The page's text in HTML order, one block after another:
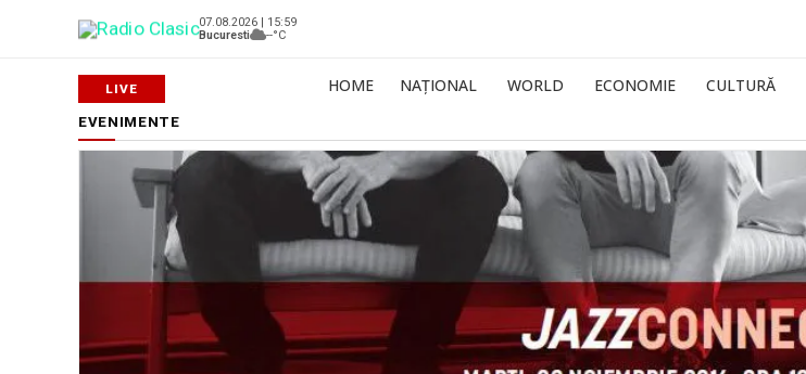
07.08.2026 | 15:59
Bucuresti
--°C
HOME NAȚIONAL WORLD ECONOMIE CULTURĂ
EVENIMENTE